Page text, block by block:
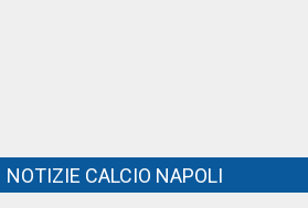
NOTIZIE CALCIO NAPOLI